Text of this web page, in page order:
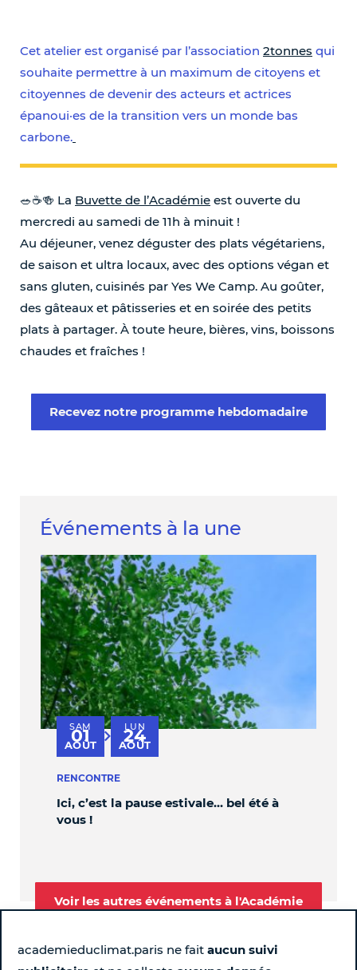
academieduclimat.paris ne fait aucun suivi
Cet atelier est organisé par l’association 2tonnes qui
souhaite permettre à un maximum de citoyens et
citoyennes de devenir des acteurs et actrices
épanoui·es de la transition vers un monde bas
carbone.
🥗☕️🍻 La Buvette de l’Académie est ouverte du
mercredi au samedi de 11h à minuit !
Au déjeuner, venez déguster des plats végétariens,
de saison et ultra locaux, avec des options végan et
sans gluten, cuisinés par Yes We Camp. Au goûter,
des gâteaux et pâtisseries et en soirée des petits
plats à partager. À toute heure, bières, vins, boissons
chaudes et fraîches !
Recevez notre programme hebdomadaire
Événements à la une
SAM
01
AOÛT au
LUN
24
AOÛT
RENCONTRE
Ici, c’est la pause estivale… bel été à
vous !
Voir les autres événements à l'Académie